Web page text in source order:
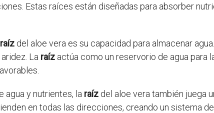
Estas raíces están diseñadas para absorber
raíz del aloe vera es su capacidad para almacenar
La raíz actúa como un reservorio de agua para
agua y nutrientes, la raíz del aloe vera también juega
en todas las direcciones, creando un sistema